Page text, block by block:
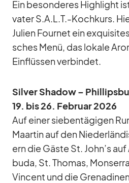
Ein be­son­de­res High­light
va­ter S.A.L.T.-Kochkurs.
Ju­lien Four­net ein
sches Menü, das lo­kale
Ein­flüs­sen ver­bin­det.
Sil­ver Shadow –
19. bis 26. Fe­bruar 2026
Auf ei­ner sie­ben­tä­gi­gen
Maar­tin auf den
ern die Gäste St. John’s
buda, St. Tho­mas,
Vin­cent und die